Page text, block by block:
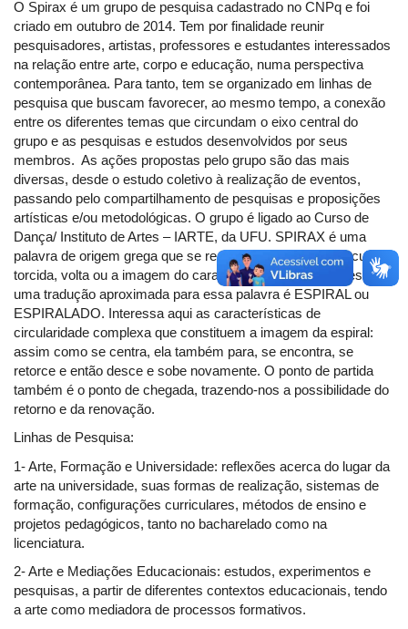
O Spirax é um grupo de pesquisa cadastrado no CNPq e foi
criado em outubro de 2014. Tem por finalidade reunir
pesquisadores, artistas, professores e estudantes interessados
na relação entre arte, corpo e educação, numa perspectiva
contemporânea. Para tanto, tem se organizado em linhas de
pesquisa que buscam favorecer, ao mesmo tempo, a conexão
entre os diferentes temas que circundam o eixo central do
grupo e as pesquisas e estudos desenvolvidos por seus
membros. As ações propostas pelo grupo são das mais
diversas, desde o estudo coletivo à realização de eventos,
passando pelo compartilhamento de pesquisas e proposições
artísticas e/ou metodológicas. O grupo é ligado ao Curso de
Dança/ Instituto de Artes – IARTE, da UFU. SPIRAX é uma
palavra de origem grega que se remete à ideia de dobra, curva,
torcida, volta ou a imagem do caracol. Na língua portuguesa,
uma tradução aproximada para essa palavra é ESPIRAL ou
ESPIRALADO. Interessa aqui as características de
circularidade complexa que constituem a imagem da espiral:
assim como se centra, ela também para, se encontra, se
retorce e então desce e sobe novamente. O ponto de partida
também é o ponto de chegada, trazendo-nos a possibilidade do
retorno e da renovação.
Linhas de Pesquisa:
1- Arte, Formação e Universidade: reflexões acerca do lugar da
arte na universidade, suas formas de realização, sistemas de
formação, configurações curriculares, métodos de ensino e
projetos pedagógicos, tanto no bacharelado como na
licenciatura.
2- Arte e Mediações Educacionais: estudos, experimentos e
pesquisas, a partir de diferentes contextos educacionais, tendo
a arte como mediadora de processos formativos.